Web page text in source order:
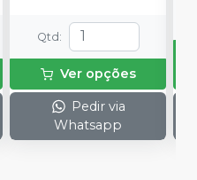
Qtd :
Ver opções
Pedir via
Whatsapp